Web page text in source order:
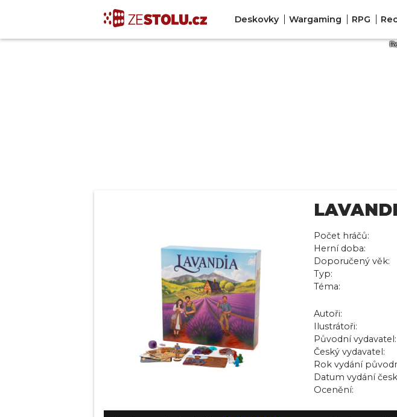
Deskovky Wargaming RPG
Počet hráčů:
Herní doba:
Doporučený věk:
Typ:
Téma:
Autoři:
Ilustrátoři:
Původní vydavatel:
Český vydavatel:
Rok vydání
Datum vydání
Ocenění: